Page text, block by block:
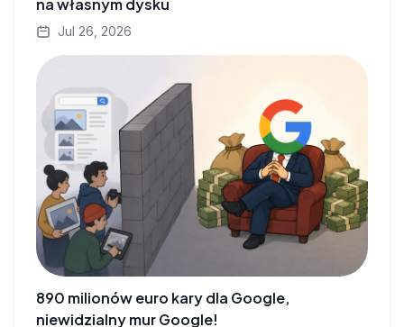
na własnym dysku
Jul 26, 2026
890 milionów euro kary dla Google,
niewidzialny mur Google!